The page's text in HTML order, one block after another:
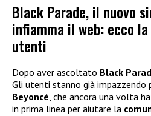
Black Parade, il nuovo
infiamma il web: ecco
utenti
Dopo aver ascoltato Black
Gli utenti stanno già impazzendo
Beyoncé, che ancora una volta
in prima linea per aiutare la